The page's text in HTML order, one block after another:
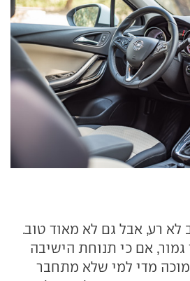
לא רע, אבל גם לא מאוד טוב.
אם כי תנוחת הישיבה
מדי למי שלא מתחבר